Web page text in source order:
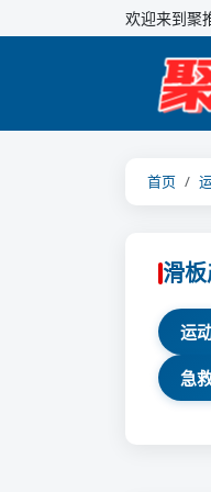
欢迎来到聚
首页
滑
运
急